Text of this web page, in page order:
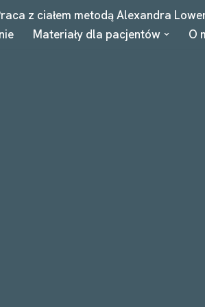
z ciałem metodą Alexandra
Materiały dla pacjentów O